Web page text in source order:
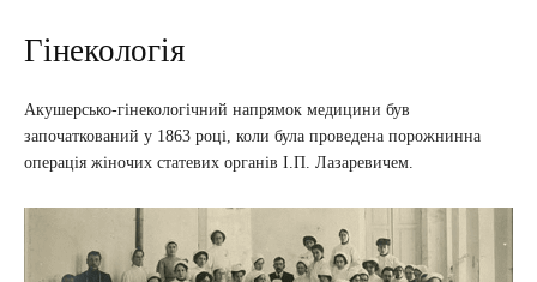
Гінекологія
Акушерсько-гінекологічний напрямок медицини був
започаткований у 1863 році, коли була проведена порожнинна
операція жіночих статевих органів І.П. Лазаревичем.